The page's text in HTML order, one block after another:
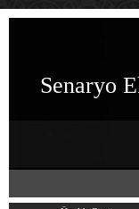
Senaryo